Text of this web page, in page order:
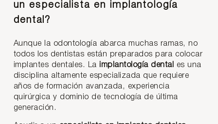
un especialista en implantología
dental?
Aunque la odontología abarca muchas ramas, no
todos los dentistas están preparados para colocar
implantes dentales. La implantología dental
es una
disciplina altamente especializada que requiere
años de formación avanzada, experiencia
quirúrgica y dominio de tecnología de última
generación.